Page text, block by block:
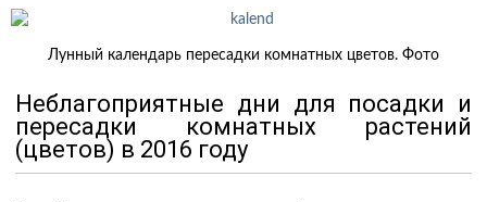
Лунный календарь пересадки комнатных цветов. Фото
Неблагоприятные дни для посадки и
пересадки комнатных растений
(цветов) в 2016 году